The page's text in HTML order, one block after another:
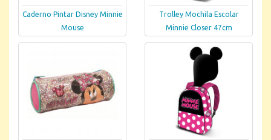
Caderno Pintar Disney Minnie
Mouse
Trolley Mochila Escolar
Minnie Closer 47cm